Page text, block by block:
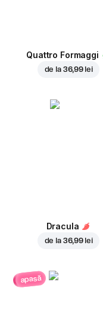
Quattro Formaggi
de la 36,99 lei
Dracula
de la 36,99 lei
apasă